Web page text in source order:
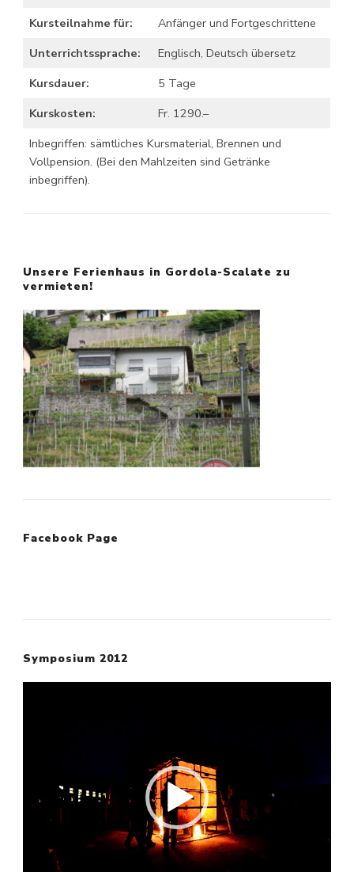
Kursteilnahme für:
Anfänger und Fortgeschrittene
Unterrichtssprache:
Englisch, Deutsch übersetz
Kursdauer:
5 Tage
Kurskosten:
Fr. 1290.–
Inbegriffen: sämtliches Kursmaterial, Brennen und
Vollpension. (Bei den Mahlzeiten sind Getränke
inbegriffen).
Unsere Ferienhaus in Gordola-Scalate zu
vermieten!
Facebook Page
Symposium 2012